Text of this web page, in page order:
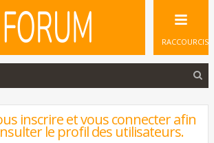
RACCOURCIS
inscrire et vous connecter afin
le profil des utilisateurs.